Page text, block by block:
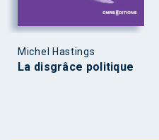
Michel Hastings
La disgrâce politique